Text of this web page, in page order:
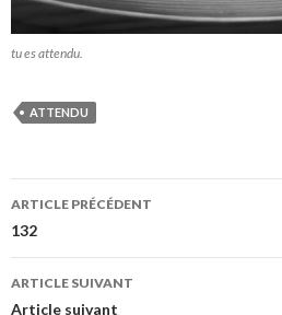
tu es attendu.
ATTENDU
Navigation
des
articles
ARTICLE PRÉCÉDENT
132
ARTICLE SUIVANT
Article suivant